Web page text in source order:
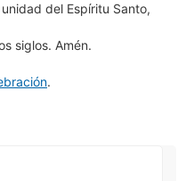
del Espíritu Santo,
siglos. Amén.
.